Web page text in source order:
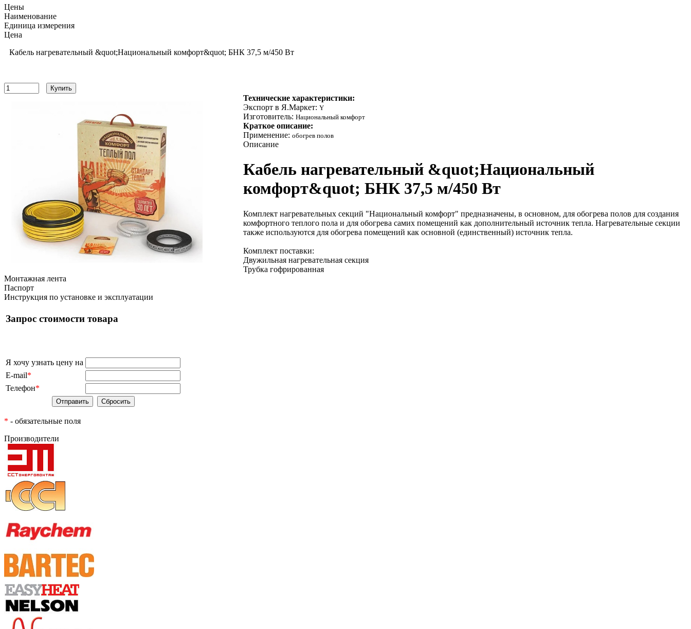
Цены
Наименование
Единица измерения
Цена
Кабель нагревательный &quot;Национальный комфорт&quot; БНК 37,5 м/450 Вт
Купить
Технические характеристики:
Экспорт в Я.Маркет: Y
Изготовитель: Национальный комфорт
Краткое описание:
Применение: обогрев полов
Описание
Кабель нагревательный &quot;Национальный
комфорт&quot; БНК 37,5 м/450 Вт
Комплект нагревательных секций "Национальный комфорт" предназначены, в основном, для обогрева полов для создания
комфортного теплого пола и для обогрева самих помещений как дополнительный источник тепла. Нагревательные секции
также используются для обогрева помещений как основной (единственный) источник тепла.
Комплект поставки:
Двужильная нагревательная секция
Трубка гофрированная
Монтажная лента
Паспорт
Инструкция по установке и эксплуатации
Запрос стоимости товара
Я хочу узнать цену на
E-mail*
Телефон*
* - обязательные поля
Производители